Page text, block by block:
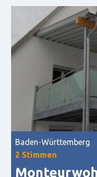
Baden-Württemberg
2 Stimmen